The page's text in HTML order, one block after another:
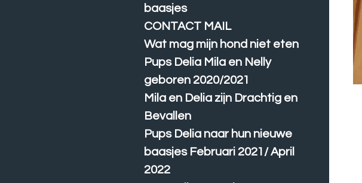
baasjes
CONTACT MAIL
Wat mag mijn hond niet eten
Pups Delia Mila en Nelly
geboren 2020/2021
Mila en Delia zijn Drachtig en
Bevallen
Pups Delia naar hun nieuwe
baasjes Februari 2021/ April
2022